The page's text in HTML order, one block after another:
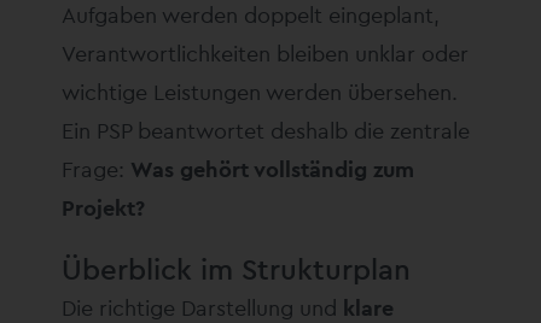
Aufgaben werden doppelt eingeplant,
Verantwortlichkeiten bleiben unklar oder
wichtige Leistungen werden übersehen.
Ein PSP beantwortet deshalb die zentrale
Frage: Was gehört vollständig zum
Projekt?
Überblick im Strukturplan
Die richtige Darstellung und klare